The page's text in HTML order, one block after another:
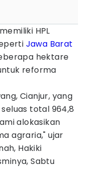
HPL
Jawa Barat
hektare
reforma
Cianjur, yang
total 964,8
alokasikan
agraria," ujar
Hakiki
Sabtu